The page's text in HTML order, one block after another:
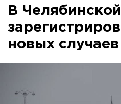
В
новых случаев